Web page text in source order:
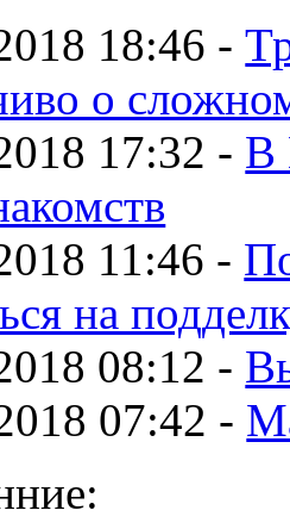
18:46 -
о
17:32 - В
11:46 -
на
08:12 -
07:42 -